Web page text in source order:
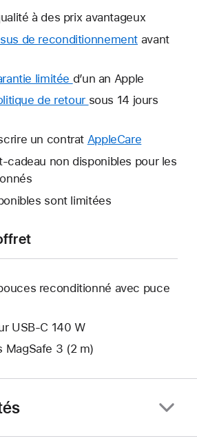
à des prix avantageux
de reconditionnement avant
limitée Une
nouvelle
d’un an Apple
de retour Une
fenêtre
sous 14 jours
un contrat AppleCare
nouvelle
cadeau non disponibles pour les
sont limitées
reconditionné avec puce
USB-C 140 W
MagSafe 3 (2 m)